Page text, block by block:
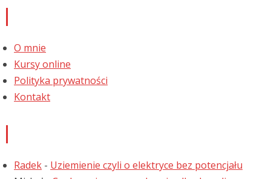
O mnie
Kursy online
Polityka prywatności
Kontakt
Radek - Uziemienie czyli o elektryce bez potencjału